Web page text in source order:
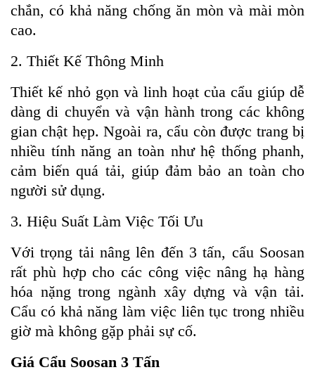
chắn, có khả năng chống ăn mòn và mài mòn
cao.
2. Thiết Kế Thông Minh
Thiết kế nhỏ gọn và linh hoạt của cẩu giúp dễ
dàng di chuyển và vận hành trong các không
gian chật hẹp. Ngoài ra, cẩu còn được trang bị
nhiều tính năng an toàn như hệ thống phanh,
cảm biến quá tải, giúp đảm bảo an toàn cho
người sử dụng.
3. Hiệu Suất Làm Việc Tối Ưu
Với trọng tải nâng lên đến 3 tấn, cẩu Soosan
rất phù hợp cho các công việc nâng hạ hàng
hóa nặng trong ngành xây dựng và vận tải.
Cẩu có khả năng làm việc liên tục trong nhiều
giờ mà không gặp phải sự cố.
Giá Cẩu Soosan 3 Tấn